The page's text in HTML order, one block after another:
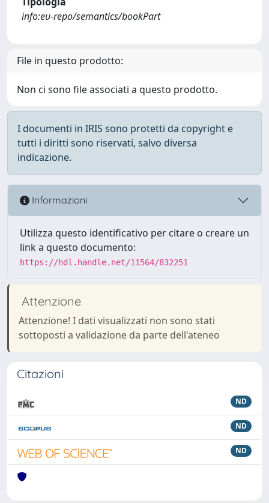
info:eu-repo/semantics/bookPart
File in questo prodotto:
Non ci sono file associati a questo prodotto.
I documenti in IRIS sono protetti da copyright e
tutti i diritti sono riservati, salvo diversa
indicazione.
Informazioni
Utilizza questo identificativo per citare o creare un
link a questo documento:
https://hdl.handle.net/11564/832251
Attenzione
Attenzione! I dati visualizzati non sono stati
sottoposti a validazione da parte dell'ateneo
Citazioni
ND
ND
ND